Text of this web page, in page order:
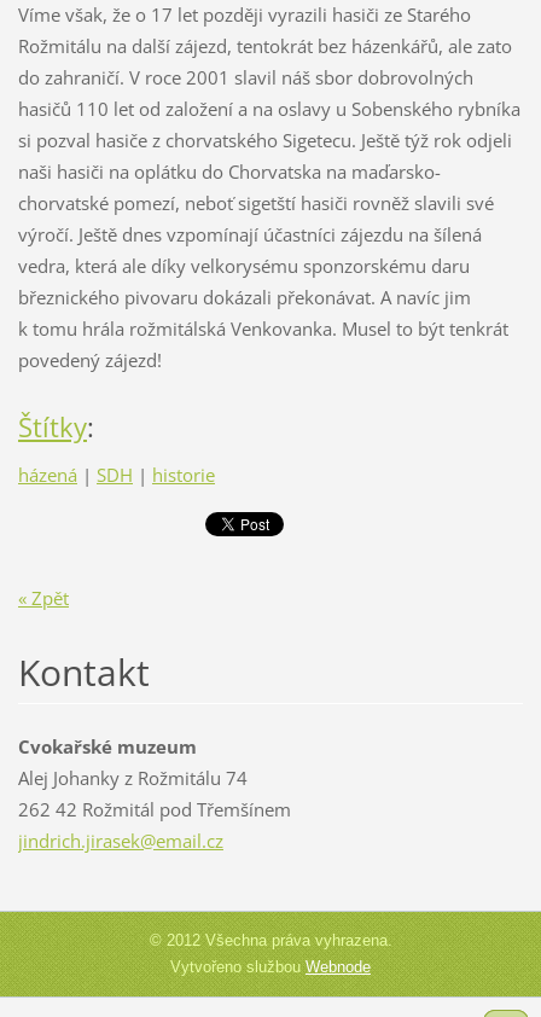
Víme však, že o 17 let později vyrazili hasiči ze Starého
Rožmitálu na další zájezd, tentokrát bez házenkářů, ale zato
do zahraničí. V roce 2001 slavil náš sbor dobrovolných
hasičů 110 let od založení a na oslavy u Sobenského rybníka
si pozval hasiče z chorvatského Sigetecu. Ještě týž rok odjeli
naši hasiči na oplátku do Chorvatska na maďarsko-
chorvatské pomezí, neboť sigetští hasiči rovněž slavili své
výročí. Ještě dnes vzpomínají účastníci zájezdu na šílená
vedra, která ale díky velkorysému sponzorskému daru
březnického pivovaru dokázali překonávat. A navíc jim
k tomu hrála rožmitálská Venkovanka. Musel to být tenkrát
povedený zájezd!
Štítky:
házená | SDH | historie
« Zpět
Kontakt
Cvokařské muzeum
Alej Johanky z Rožmitálu 74
262 42 Rožmitál pod Třemšínem
jindrich.jirasek@email.cz
© 2012 Všechna práva vyhrazena.
Vytvořeno službouWebnode